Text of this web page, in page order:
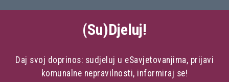
(Su)Djeluj!
Daj svoj doprinos: sudjeluj u eSavjetovanjima, prijavi
komunalne nepravilnosti, informiraj se!